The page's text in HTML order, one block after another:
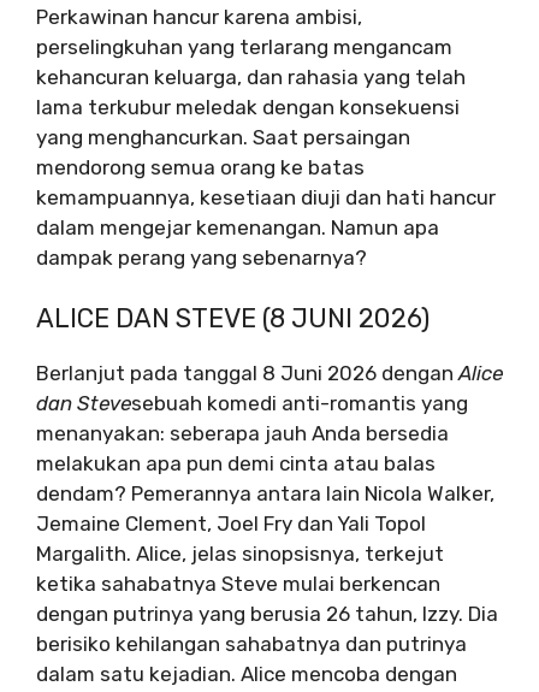
Perkawinan hancur karena ambisi,
perselingkuhan yang terlarang mengancam
kehancuran keluarga, dan rahasia yang telah
lama terkubur meledak dengan konsekuensi
yang menghancurkan. Saat persaingan
mendorong semua orang ke batas
kemampuannya, kesetiaan diuji dan hati hancur
dalam mengejar kemenangan. Namun apa
dampak perang yang sebenarnya?
ALICE DAN STEVE (8 JUNI 2026)
Berlanjut pada tanggal 8 Juni 2026 denganAlice
dan Stevesebuah komedi anti-romantis yang
menanyakan: seberapa jauh Anda bersedia
melakukan apa pun demi cinta atau balas
dendam? Pemerannya antara lain Nicola Walker,
Jemaine Clement, Joel Fry dan Yali Topol
Margalith. Alice, jelas sinopsisnya, terkejut
ketika sahabatnya Steve mulai berkencan
dengan putrinya yang berusia 26 tahun, Izzy. Dia
berisiko kehilangan sahabatnya dan putrinya
dalam satu kejadian. Alice mencoba dengan